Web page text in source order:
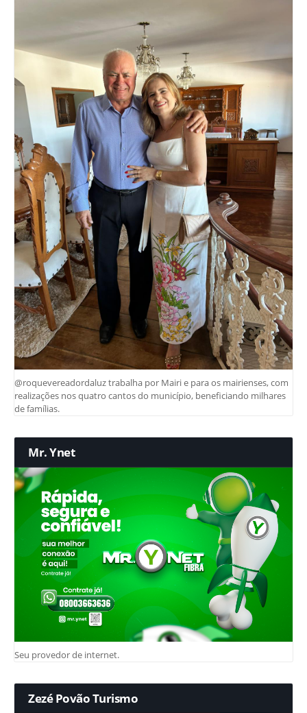
@roquevereadordaluz trabalha por Mairi e para os mairienses, com
realizações nos quatro cantos do município, beneficiando milhares
de famílias.
Mr. Ynet
Seu provedor de internet.
Zezé Povão Turismo